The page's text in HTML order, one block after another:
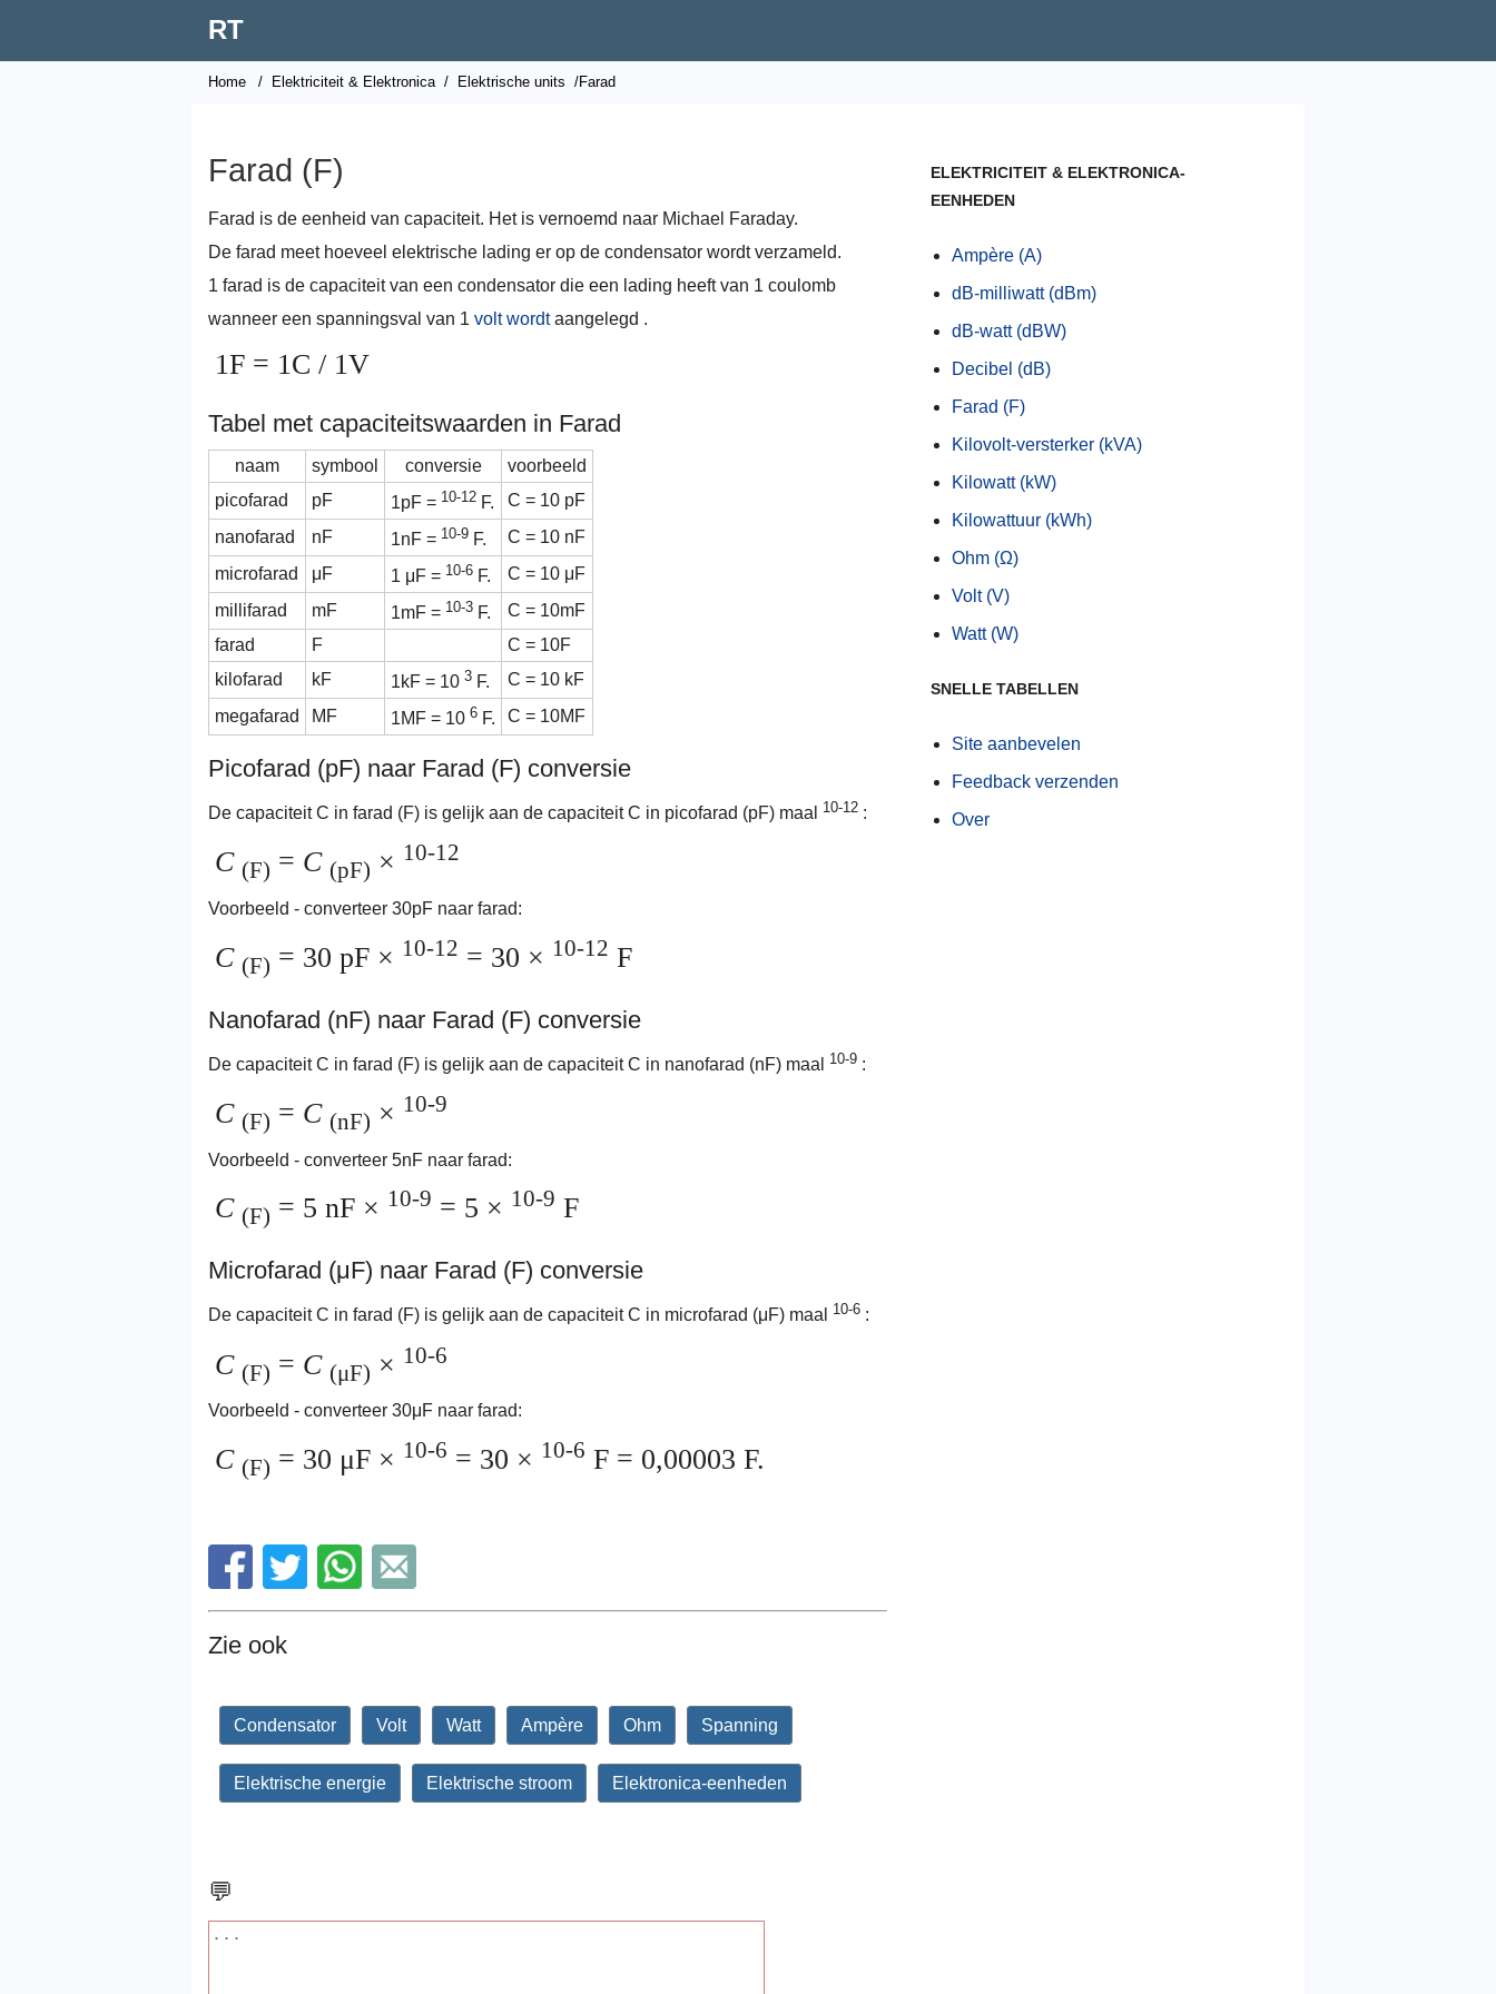
RT
Home / Elektriciteit & Elektronica / Elektrische units /Farad
Farad (F)
Farad is de eenheid van capaciteit. Het is vernoemd naar Michael Faraday.
De farad meet hoeveel elektrische lading er op de condensator wordt verzameld.
1 farad is de capaciteit van een condensator die een lading heeft van 1 coulomb
wanneer een spanningsval van 1 volt wordtaangelegd .
1F = 1C / 1V
Tabel met capaciteitswaarden in Farad
naam symbool conversie
voorbeeld
picofarad
pF 1pF = 10-12 F.
C = 10 pF
nanofarad
nF 1nF = 10-9 F.
C = 10 nF
microfarad
μF 1 μF = 10-6 F.
C = 10 μF
millifarad
mF 1mF = 10-3 F.
C = 10mF
farad
F
C = 10F
kilofarad
kF 1kF = 10 3 F.
C = 10 kF
megafarad
MF 1MF = 10 6 F. C = 10MF
Picofarad (pF) naar Farad (F) conversie
De capaciteit C in farad (F) is gelijk aan de capaciteit C in picofarad (pF) maal 10-12 :
C (F) = C (pF) × 10-12
Voorbeeld - converteer 30pF naar farad:
C (F) = 30 pF × 10-12 = 30 × 10-12 F
Nanofarad (nF) naar Farad (F) conversie
De capaciteit C in farad (F) is gelijk aan de capaciteit C in nanofarad (nF) maal 10-9 :
C (F) = C (nF) × 10-9
Voorbeeld - converteer 5nF naar farad:
C (F) = 5 nF × 10-9 = 5 × 10-9 F
Microfarad (μF) naar Farad (F) conversie
De capaciteit C in farad (F) is gelijk aan de capaciteit C in microfarad (μF) maal 10-6 :
C (F) = C (μF) × 10-6
Voorbeeld - converteer 30μF naar farad:
C (F) = 30 μF × 10-6 = 30 × 10-6 F = 0,00003 F.
Zie ook
Condensator Volt Watt Ampère Ohm Spanning
Elektrische energie Elektrische stroom Elektronica-eenheden
💬
ELEKTRICITEIT & ELEKTRONICA-
EENHEDEN
Ampère (A)
dB-milliwatt (dBm)
dB-watt (dBW)
Decibel (dB)
Farad (F)
Kilovolt-versterker (kVA)
Kilowatt (kW)
Kilowattuur (kWh)
Ohm (Ω)
Volt (V)
Watt (W)
SNELLE TABELLEN
Site aanbevelen
Feedback verzenden
Over